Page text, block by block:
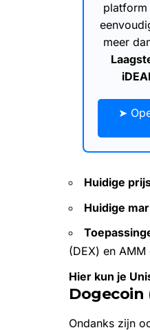
platform
meer
➤
Huidige
Huidige
(DEX) en AMM
Hier kun je
Dogecoin
Ondanks zijn